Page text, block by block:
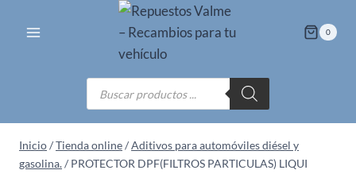
0
Búsqueda
de
productos
Inicio/Tienda online/Aditivos para automóviles diésel y
gasolina./ PROTECTOR DPF(FILTROS PARTICULAS) LIQUI